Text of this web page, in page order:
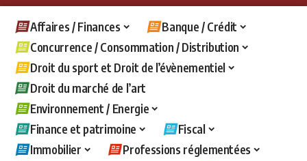
Affaires / Finances
Banque / Crédit
Concurrence / Consommation / Distribution
Droit du sport et Droit de l’évènementiel
Droit du marché de l’art
Environnement / Energie
Finance et patrimoine
Fiscal
Immobilier
Professions réglementées